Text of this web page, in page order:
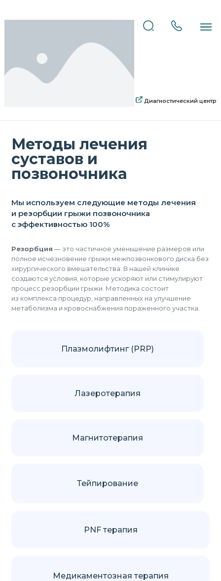
Диагностический центр
Методы лечения
суставов и
позвоночника
Мы используем следующие методы лечения
и резорбции грыжи позвоночника
с эффективностью 100%
Резорбция — это частичное уменьшение размеров или
полное исчезновение грыжи межпозвонкового диска без
хирургического вмешательства. В нашей клинике
создаются условия, которые ускоряют или стимулируют
процесс резорбции грыжи. Методика состоит
из комплекса процедур, направленных на улучшение
метаболизма и кровоснабжения пораженного участка.
Плазмолифтинг (PRP)
Лазеротерапия
Магнитотерапия
Тейпирование
PNF терапия
Медикаментозная терапия